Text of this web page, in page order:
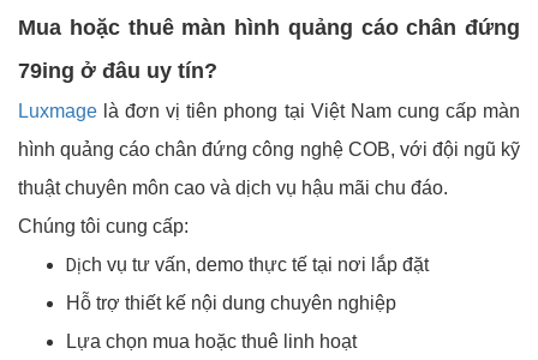
Mua hoặc thuê màn hình quảng cáo chân đứng
79ing ở đâu uy tín?
Luxmage là đơn vị tiên phong tại Việt Nam cung cấp màn
hình quảng cáo chân đứng công nghệ COB, với đội ngũ kỹ
thuật chuyên môn cao và dịch vụ hậu mãi chu đáo.
Chúng tôi cung cấp:
Dịch vụ tư vấn, demo thực tế tại nơi lắp đặt
Hỗ trợ thiết kế nội dung chuyên nghiệp
Lựa chọn mua hoặc thuê linh hoạt